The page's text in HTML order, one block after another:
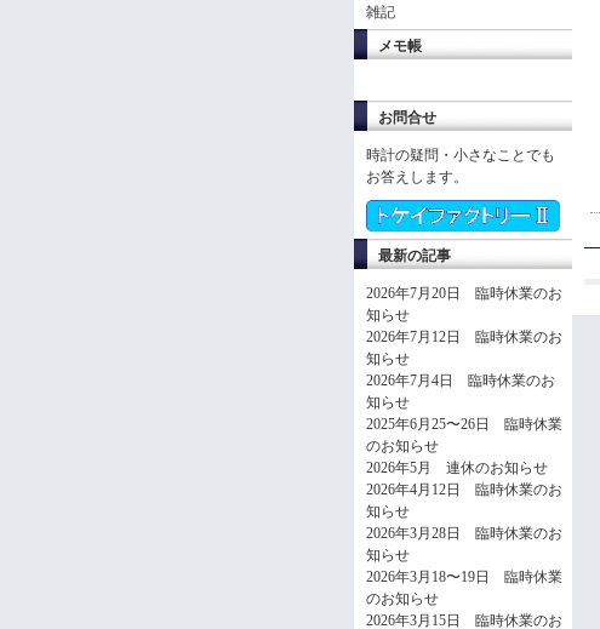
雑記
メモ帳
お問合せ
時計の疑問・小さなことでも
お答えします。
最新の記事
2026年7月20日 臨時休業のお
知らせ
2026年7月12日 臨時休業のお
知らせ
2026年7月4日 臨時休業のお
知らせ
2025年6月25〜26日 臨時休業
のお知らせ
2026年5月 連休のお知らせ
2026年4月12日 臨時休業のお
知らせ
2026年3月28日 臨時休業のお
知らせ
2026年3月18〜19日 臨時休業
のお知らせ
2026年3月15日 臨時休業のお